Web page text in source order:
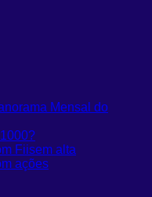
Mensal do
Fiisem alta
ações